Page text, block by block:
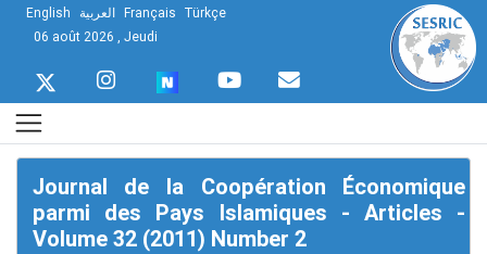
English العربية Français Türkçe
06 août 2026 , Jeudi
Journal de la Coopération Économique
parmi des Pays Islamiques - Articles -
Volume 32 (2011) Number 2